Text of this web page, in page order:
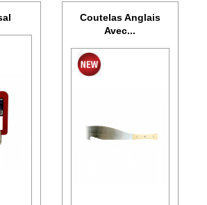
Coutelas Anglais
Avec...